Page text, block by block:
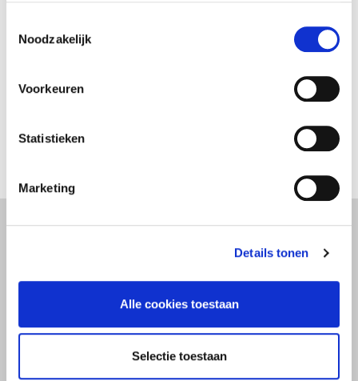
Noodzakelijk
Voorkeuren
Statistieken
Marketing
Details tonen
Alle cookies toestaan
Selectie toestaan
Meer info
Wettelijk Vermelding
Het contract voor deze verzekering wordt afgesloten
Om uw risicoprofiel te bepalen, hanteren we enkele
Alle informatie over de diensten en producten op
deze website is onderworpen aan de regels van de